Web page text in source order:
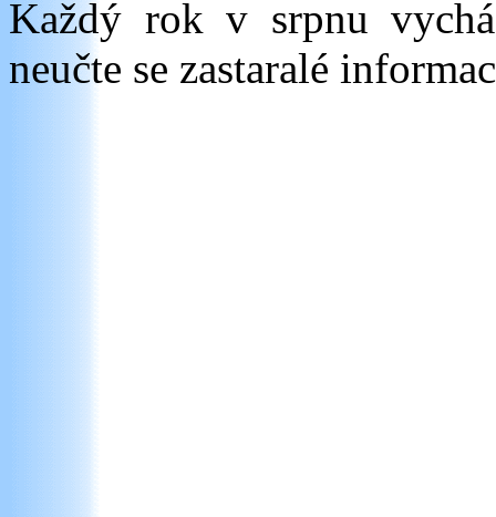
Každý rok v srpnu
neučte se zastaralé